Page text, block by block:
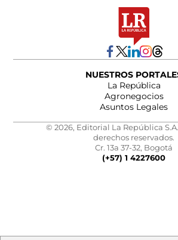
NUESTROS
La República
Agronegocios
Asuntos Legales
© 2026, Editorial La República
derechos reservados.
Cr. 13a 37-32, Bogotá
(+57) 1 4227600